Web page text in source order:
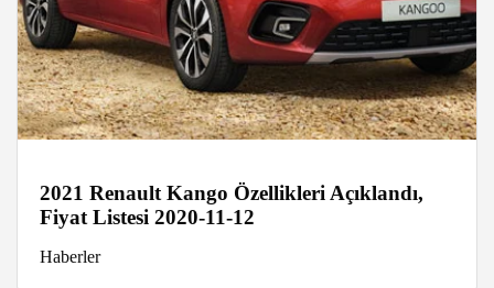
2021 Renault Kango Özellikleri Açıklandı,
Fiyat Listesi 2020-11-12
Haberler